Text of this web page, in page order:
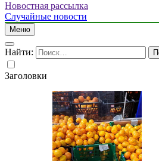
Новостная рассылка
Случайные новости
Меню
Найти:
Заголовки